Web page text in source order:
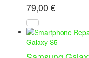
79,00 €
Galaxy S5